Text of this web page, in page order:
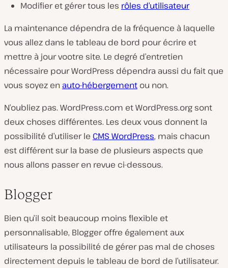
Modifier et gérer tous les rôles d’utilisateur
La maintenance dépendra de la fréquence à laquelle
vous allez dans le tableau de bord pour écrire et
mettre à jour vootre site. Le degré d’entretien
nécessaire pour WordPress dépendra aussi du fait que
vous soyez en auto-hébergement ou non.
N’oubliez pas. WordPress.com et WordPress.org sont
deux choses différentes. Les deux vous donnent la
possibilité d’utiliser le CMS WordPress, mais chacun
est différent sur la base de plusieurs aspects que
nous allons passer en revue ci-dessous.
Blogger
Bien qu’il soit beaucoup moins flexible et
personnalisable, Blogger offre également aux
utilisateurs la possibilité de gérer pas mal de choses
directement depuis le tableau de bord de l’utilisateur.